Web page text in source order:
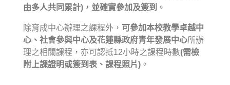
由多人共同累計)，並確實參加及簽到 。
除育成中心辦理之課程外， 可參加本校教學卓越中
心、社會參與中心及花蓮縣政府青年發展中心所辦
理之相關課程，亦可認抵12小時之課程時數(需檢
附上課證明或簽到表、課程照片) 。